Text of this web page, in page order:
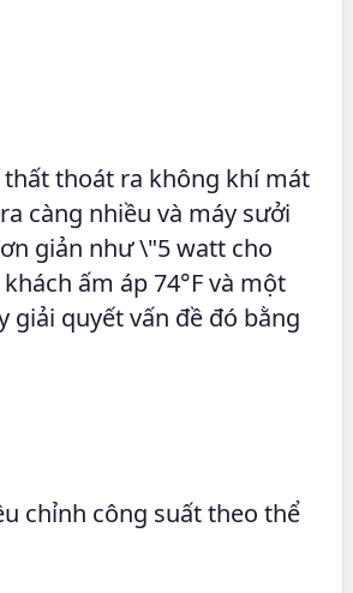
thoát ra không khí mát
càng nhiều và máy sưởi
giản như \"5 watt cho
ấm áp 74°F và một
giải quyết vấn đề đó bằng
chỉnh công suất theo thể